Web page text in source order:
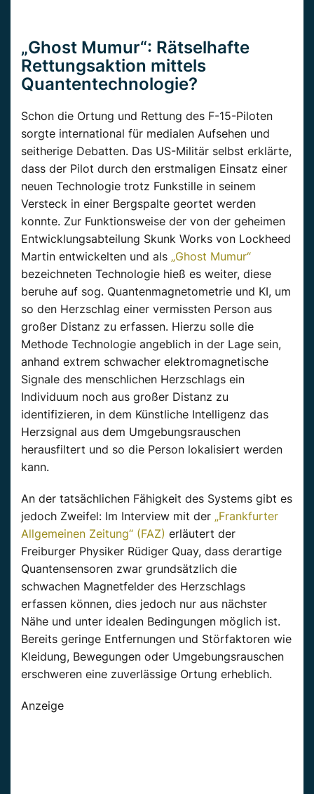
„Ghost Mumur“: Rätselhafte
Rettungsaktion mittels
Quantentechnologie?
Schon die Ortung und Rettung des F-15-Piloten
sorgte international für medialen Aufsehen und
seitherige Debatten. Das US-Militär selbst erklärte,
dass der Pilot durch den erstmaligen Einsatz einer
neuen Technologie trotz Funkstille in seinem
Versteck in einer Bergspalte geortet werden
konnte. Zur Funktionsweise der von der geheimen
Entwicklungsabteilung Skunk Works von Lockheed
Martin entwickelten und als „Ghost Mumur“
bezeichneten Technologie hieß es weiter, diese
beruhe auf sog. Quantenmagnetometrie und KI, um
so den Herzschlag einer vermissten Person aus
großer Distanz zu erfassen. Hierzu solle die
Methode Technologie angeblich in der Lage sein,
anhand extrem schwacher elektromagnetische
Signale des menschlichen Herzschlags ein
Individuum noch aus großer Distanz zu
identifizieren, in dem Künstliche Intelligenz das
Herzsignal aus dem Umgebungsrauschen
herausfiltert und so die Person lokalisiert werden
kann.
An der tatsächlichen Fähigkeit des Systems gibt es
jedoch Zweifel: Im Interview mit der „Frankfurter
Allgemeinen Zeitung“ (FAZ) erläutert der
Freiburger Physiker Rüdiger Quay, dass derartige
Quantensensoren zwar grundsätzlich die
schwachen Magnetfelder des Herzschlags
erfassen können, dies jedoch nur aus nächster
Nähe und unter idealen Bedingungen möglich ist.
Bereits geringe Entfernungen und Störfaktoren wie
Kleidung, Bewegungen oder Umgebungsrauschen
erschweren eine zuverlässige Ortung erheblich.
Anzeige